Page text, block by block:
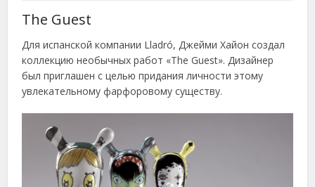
The Guest
Для испанской компании Lladró, Джейми Хайон создал
коллекцию необычных работ «The Guest». Дизайнер
был приглашен с целью придания личности этому
увлекательному фарфоровому существу.